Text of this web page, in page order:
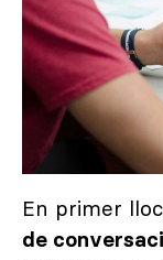
En primer
de